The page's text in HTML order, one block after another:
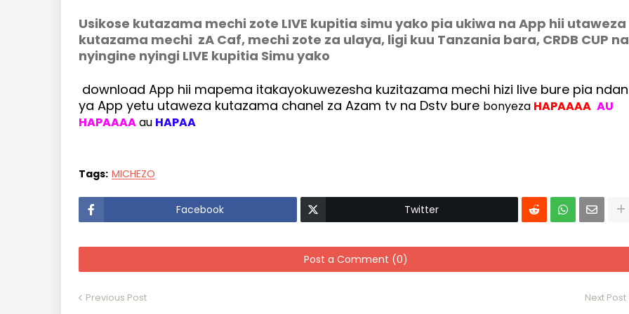
Usikose kutazama mechi zote LIVE kupitia simu yako pia ukiwa na App hii utaweza
kutazama mechi zA Caf, mechi zote za ulaya, ligi kuu Tanzania bara, CRDB CUP na
nyingine nyingi LIVE kupitia Simu yako
download App hii mapema itakayokuwezesha kuzitazama mechi hizi live bure pia
ya App yetu utaweza kutazama chanel za Azam tv na Dstv bure bonyeza HAPAAAA AU
HAPAAAAau HAPAA
Tags: MICHEZO
Facebook Twitter
Post a Comment (0)
Previous Post Next Post